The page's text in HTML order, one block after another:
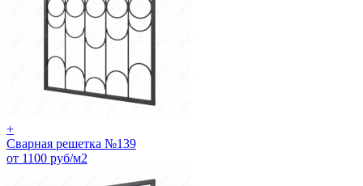
+
Сварная решетка №139
от 1100 руб/м2